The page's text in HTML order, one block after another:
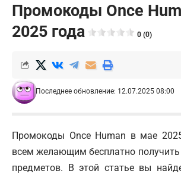
Промокоды Once
2025 года
0 (0)
Последнее обновление: 12.07.2025 08:00
Промокоды Once Human в мае
всем желающим бесплатно
предметов. В этой статье вы